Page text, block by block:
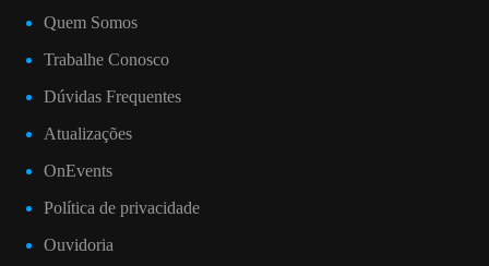
Quem Somos
Trabalhe Conosco
Dúvidas Frequentes
Atualizações
OnEvents
Política de privacidade
Ouvidoria